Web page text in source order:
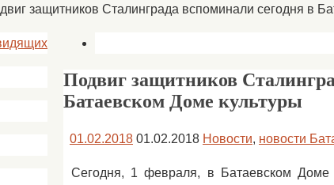
защитников Сталинграда вспоминали сегодня в
Подвиг защитников
Батаевском Доме культуры
01.02.2018 01.02.2018 Новости, новости
Сегодня, 1 февраля, в Батаевском Доме